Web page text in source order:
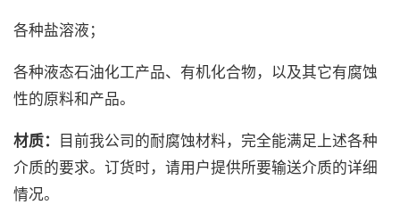
各种盐溶液；
各种液态石油化工产品、有机化合物，以及其它有腐蚀
性的原料和产品。
材质： 目前我公司的耐腐蚀材料，完全能满足上述各种
介质的要求。订货时，请用户提供所要输送介质的详细
情况。